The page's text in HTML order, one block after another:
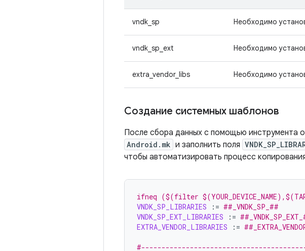
vndk_sp Необходимо
vndk_sp_ext Необходимо
extra_vendor_libs Необходимо
Создание системных шаблонов
После сбора данных с помощью инструмента
Android.mk и заполнить поля
чтобы автоматизировать процесс
ifneq ($(filter
VNDK_SP_LIBRARIES
:= ##_VNDK_SP_##
VNDK_SP_EXT_LIBRARIES
:=
EXTRA_VENDOR_LIBRARIES
:=